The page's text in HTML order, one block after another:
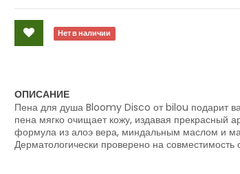
Нет в наличии
ОПИСАНИЕ
Пена для душа Bloomy Disco от bilou подарит
пена мягко очищает кожу, издавая прекрасный
формула из алоэ вера, миндальным маслом и
Дерматологически проверено на совместимость